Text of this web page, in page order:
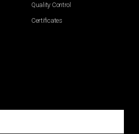
Quality Control
Certificates